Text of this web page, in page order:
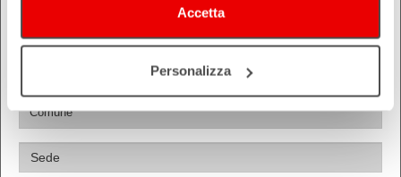
Accetta
Personalizza
Reggio Emilia